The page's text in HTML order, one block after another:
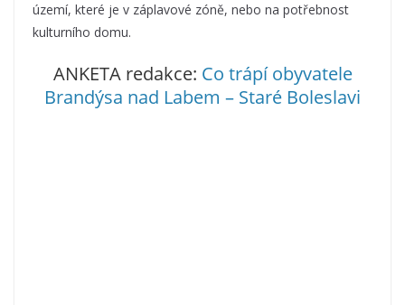
území, které je v záplavové zóně, nebo na potřebnost
kulturního domu.
ANKETA redakce: Co trápí obyvatele
Brandýsa nad Labem – Staré Boleslavi